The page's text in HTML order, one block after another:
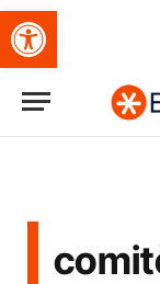
Obre la barra d'eines